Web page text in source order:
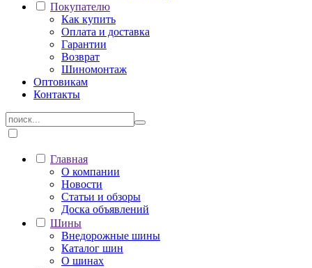
Покупателю
Как купить
Оплата и доставка
Гарантии
Возврат
Шиномонтаж
Оптовикам
Контакты
Главная
О компании
Новости
Статьи и обзоры
Доска объявлений
Шины
Внедорожные шины
Каталог шин
О шинах